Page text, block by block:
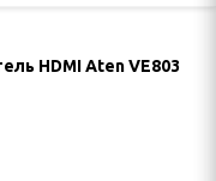
HDMI Aten VE803